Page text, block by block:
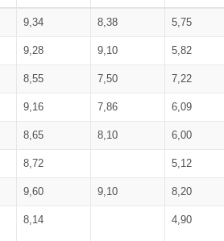
9,34 8,38 5,75
9,28 9,10 5,82
8,55 7,50 7,22
9,16 7,86 6,09
8,65 8,10 6,00
8,72 5,12
9,60 9,10 8,20
8,14 4,90